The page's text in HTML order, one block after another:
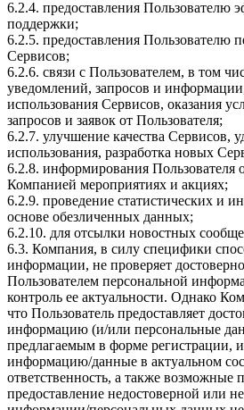
6.2.4. предоставления Пользователю
поддержки;
6.2.5. предоставления Пользователю
Сервисов;
6.2.6. связи с Пользователем, в том
уведомлений, запросов и
использования Сервисов, оказания
запросов и заявок от Пользователя;
6.2.7. улучшение качества Сервисов,
использования, разработка новых
6.2.8. информирования Пользователя
Компанией мероприятиях и акциях;
6.2.9. проведение статистических и
основе обезличенных данных;
6.2.10. для отсылки новостных
6.3. Компания, в силу специфики
информации, не проверяет
Пользователем персональной
контроль ее актуальности. Однако
что Пользователь предоставляет
информацию (и/или персональные
предлагаемым в форме регистрации,
информацию/данные в актуальном
ответственность, а также возможные
предоставление недостоверной или